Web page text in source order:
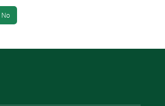
No